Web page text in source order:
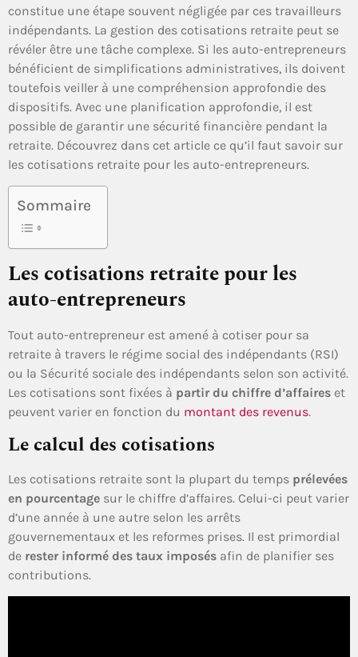
constitue une étape souvent négligée par ces travailleurs
indépendants. La gestion des cotisations retraite peut se
révéler être une tâche complexe. Si les auto-entrepreneurs
bénéficient de simplifications administratives, ils doivent
toutefois veiller à une compréhension approfondie des
dispositifs. Avec une planification approfondie, il est
possible de garantir une sécurité financière pendant la
retraite. Découvrez dans cet article ce qu’il faut savoir sur
les cotisations retraite pour les auto-entrepreneurs.
Sommaire
Les cotisations retraite pour les
auto-entrepreneurs
Tout auto-entrepreneur est amené à cotiser pour sa
retraite à travers le régime social des indépendants (RSI)
ou la Sécurité sociale des indépendants selon son activité.
Les cotisations sont fixées à partir du chiffre d’affaires et
peuvent varier en fonction du montant des revenus.
Le calcul des cotisations
Les cotisations retraite sont la plupart du temps prélevées
en pourcentage sur le chiffre d’affaires. Celui-ci peut varier
d’une année à une autre selon les arrêts
gouvernementaux et les reformes prises. Il est primordial
de rester informé des taux imposés afin de planifier ses
contributions.